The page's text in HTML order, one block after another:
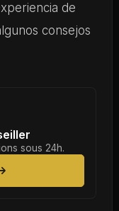
de
consejos
sous 24h.